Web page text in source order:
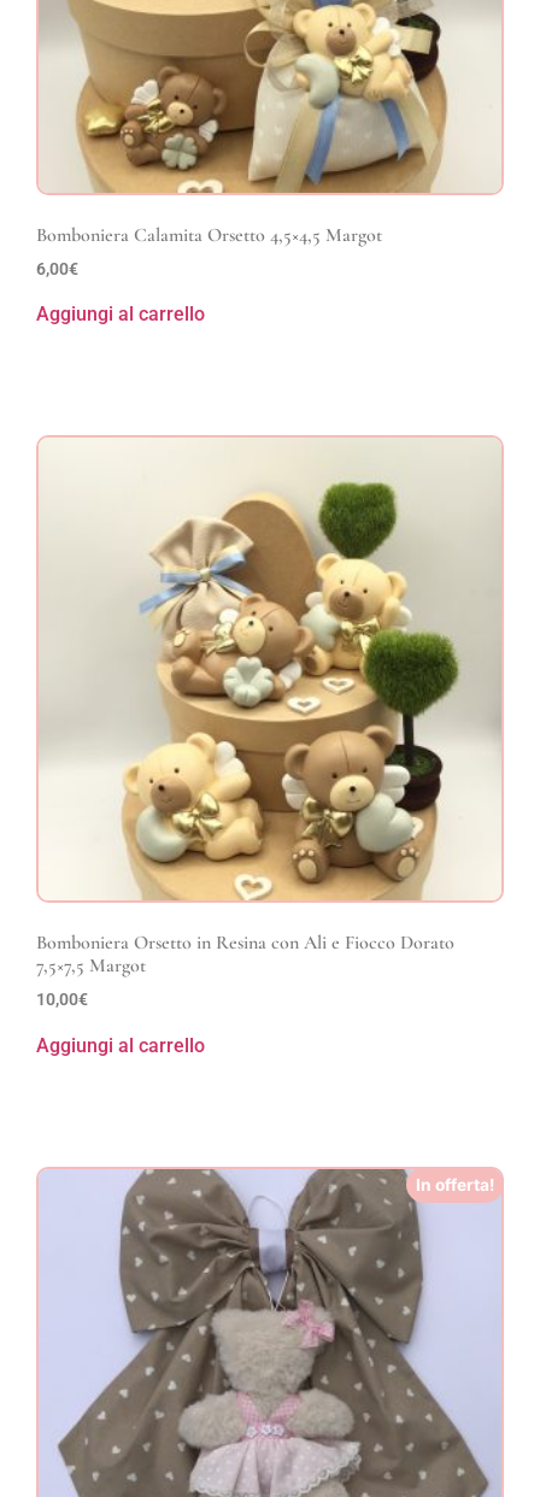
Bomboniera Calamita Orsetto 4,5×4,5 Margot
6,00€
Aggiungi al carrello
Bomboniera Orsetto in Resina con Ali e Fiocco Dorato
7,5×7,5 Margot
10,00€
Aggiungi al carrello
In offerta!